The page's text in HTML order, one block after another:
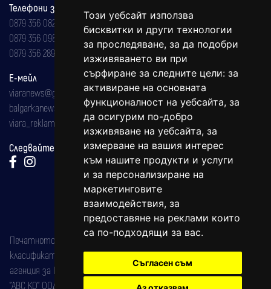
Този уебсайт използва
бисквитки и други технологии
за проследяване, за да подобри
изживяването ви при
сърфиране за следните цели: за
активиране на основната
функционалност на уебсайта, за
да осигурим по-добро
изживяване на уебсайта, за
измерване на вашия интерес
към нашите продукти и услуги
и за персонализиране на
маркетинговите
взаимодействия, за
предоставяне на реклами които
са по-подходящи за вас.
Съгласен съм
Телефони за реклама и абонаменти
0879 356 082
0879 356 098
0879 356 289
Е-мейл
viaranews@gmail.com
balgarkanews@gmail.com
viara_reklama@mail.bg
Следвайте ни:
Печатното издание на вестника е регистрирано в националния
класификатор на печатните издания (Българска национална
агенция за ISSN) под номер: ISSN 1312-4722.
"АВС КО" ООД е притежател на марката: Вяра информационен